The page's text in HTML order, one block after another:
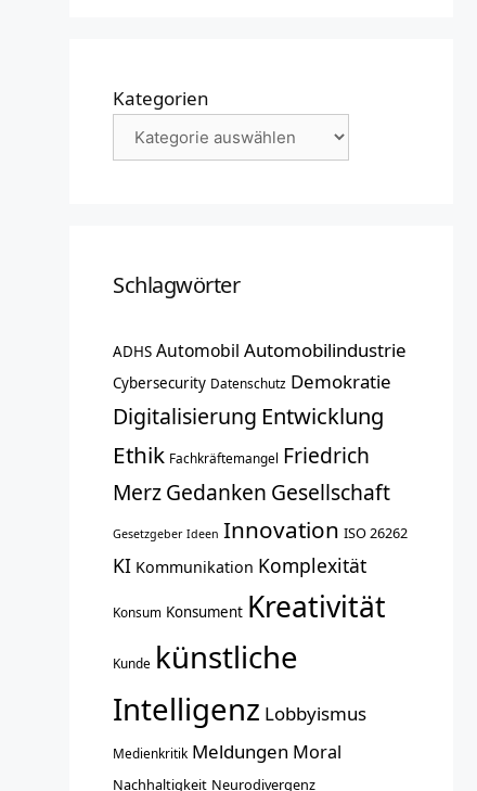
Kategorien
Schlagwörter
ADHS Automobil Automobilindustrie
Cybersecurity Datenschutz Demokratie
Digitalisierung Entwicklung
Ethik Fachkräftemangel Friedrich
MerzGedanken Gesellschaft
Gesetzgeber Ideen Innovation ISO 26262
KI Kommunikation Komplexität
Konsum Konsument Kreativität
Kunde künstliche
Intelligenz Lobbyismus
Medienkritik Meldungen Moral
Nachhaltigkeit Neurodivergenz